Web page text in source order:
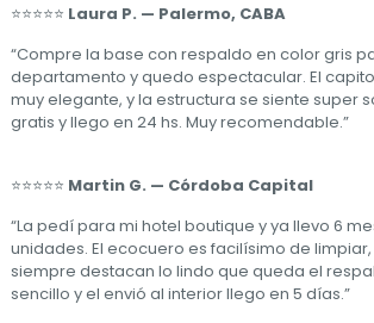
⭐⭐⭐⭐⭐ Laura P. — Palermo, CABA
“Compre la base con respaldo en color gris
departamento y quedo espectacular. El
muy elegante, y la estructura se siente super
gratis y llego en 24 hs. Muy recomendable.”
⭐⭐⭐⭐⭐ Martin G. — Córdoba Capital
“La pedí para mi hotel boutique y ya llevo 6
unidades. El ecocuero es facilísimo de
siempre destacan lo lindo que queda el
sencillo y el envió al interior llego en 5 días.”